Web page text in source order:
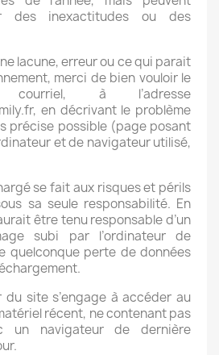
des inexactitudes ou des
lacune, erreur ou ce qui parait
merci de bien vouloir le
à l’adresse
en décrivant le problème
précise possible (page posant
et de navigateur utilisé,
se fait aux risques et périls
sa seule responsabilité. En
être tenu responsable d’un
subi par l’ordinateur de
quelconque perte de données
du site s’engage à accéder au
récent, ne contenant pas
navigateur de dernière